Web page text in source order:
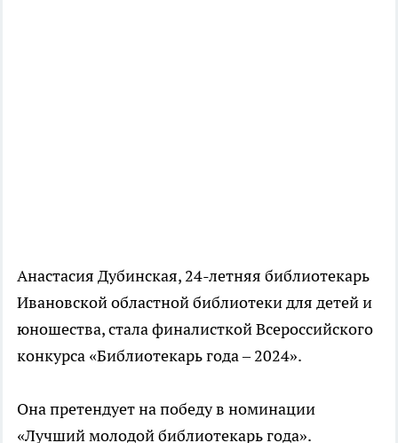
Анастасия Дубинская, 24-летняя библиотекарь
Ивановской областной библиотеки для детей и
юношества, стала финалисткой Всероссийского
конкурса «Библиотекарь года – 2024».
Она претендует на победу в номинации
«Лучший молодой библиотекарь года».